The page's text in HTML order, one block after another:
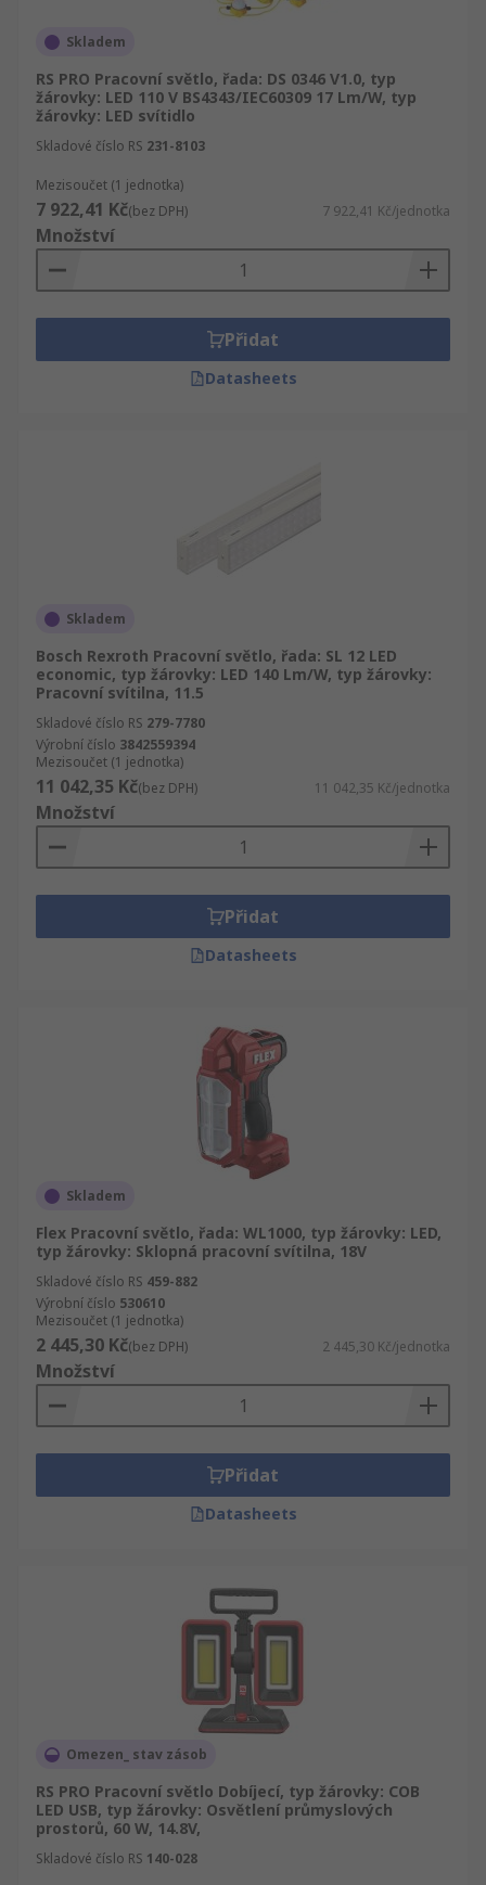
Skladem
RS PRO Pracovní světlo, řada: DS 0346 V1.0, typ
žárovky: LED 110 V BS4343/IEC60309 17 Lm/W, typ
žárovky: LED svítidlo
Skladové číslo RS 231-8103
Mezisoučet (1 jednotka)
7 922,41 Kč(bez DPH) 7 922,41 Kč/jednotka
Množství
Přidat
Datasheets
Skladem
Bosch Rexroth Pracovní světlo, řada: SL 12 LED
economic, typ žárovky: LED 140 Lm/W, typ žárovky:
Pracovní svítilna, 11.5
Skladové číslo RS 279-7780
Výrobní číslo 3842559394
Mezisoučet (1 jednotka)
11 042,35 Kč(bez DPH) 11 042,35 Kč/jednotka
Množství
Přidat
Datasheets
Skladem
Flex Pracovní světlo, řada: WL1000, typ žárovky: LED,
typ žárovky: Sklopná pracovní svítilna, 18V
Skladové číslo RS 459-882
Výrobní číslo 530610
Mezisoučet (1 jednotka)
2 445,30 Kč(bez DPH) 2 445,30 Kč/jednotka
Množství
Přidat
Datasheets
Omezen_ stav zásob
RS PRO Pracovní světlo Dobíjecí, typ žárovky: COB
LED USB, typ žárovky: Osvětlení průmyslových
prostorů, 60 W, 14.8V,
Skladové číslo RS 140-028